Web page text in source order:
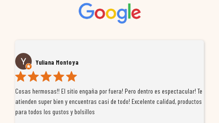
Yuliana Montoya
Cosas hermosas!! El sitio engaña por fuera! Pero dentro es espectacular! Te
atienden super bien y encuentras casi de todo! Excelente calidad, productos
para todos los gustos y bolsillos